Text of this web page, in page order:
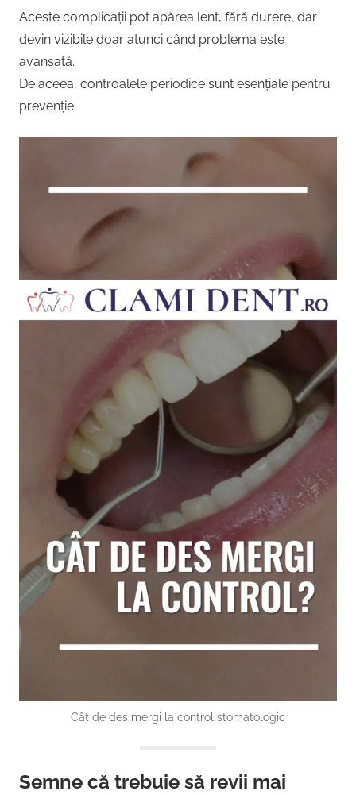
Aceste complicații pot apărea lent, fără durere, dar
devin vizibile doar atunci când problema este
avansată.
De aceea, controalele periodice sunt esențiale pentru
prevenție.
Cât de des mergi la control stomatologic
Semne că trebuie să revii mai